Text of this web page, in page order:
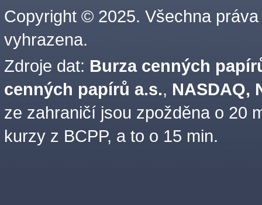
Copyright © 2025. Všechna práva
vyhrazena.
Zdroje dat: Burza cenných
cenných papírů a.s., NASDAQ,
ze zahraničí jsou zpožděna o 20
kurzy z BCPP, a to o 15 min.